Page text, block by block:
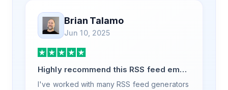
Brian Talamo
Jun 10, 2025
Highly recommend this RSS feed email
/ widget generator service.
I've worked with many RSS feed generators